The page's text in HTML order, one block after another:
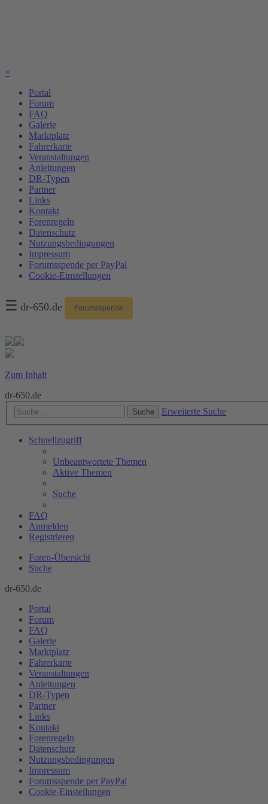
×
Portal
Forum
FAQ
Galerie
Marktplatz
Fahrerkarte
Veranstaltungen
Anleitungen
DR-Typen
Partner
Links
Kontakt
Forenregeln
Datenschutz
Nutzungsbedingungen
Impressum
Forumsspende per PayPal
Cookie-Einstellungen
☰ dr-650.de Forumsspende
Zum Inhalt
dr-650.de
Suche Erweiterte Suche
Schnellzugriff
Unbeantwortete Themen
Aktive Themen
Suche
FAQ
Anmelden
Registrieren
Foren-Übersicht
Suche
dr-650.de
Portal
Forum
FAQ
Galerie
Marktplatz
Fahrerkarte
Veranstaltungen
Anleitungen
DR-Typen
Partner
Links
Kontakt
Forenregeln
Datenschutz
Nutzungsbedingungen
Impressum
Forumsspende per PayPal
Cookie-Einstellungen